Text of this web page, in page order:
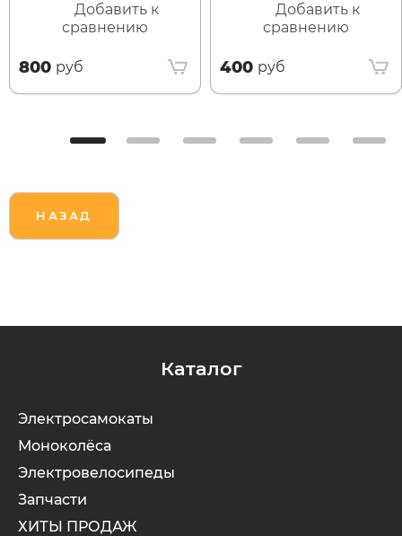
Добавить к
сравнению
800 руб
Добавить к
сравнению
400 руб
НАЗАД
Каталог
Электросамокаты
Моноколёса
Электровелосипеды
Запчасти
ХИТЫ ПРОДАЖ